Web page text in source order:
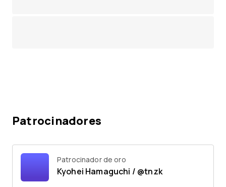
Patrocinadores
Patrocinador de oro
Kyohei Hamaguchi / @tnzk